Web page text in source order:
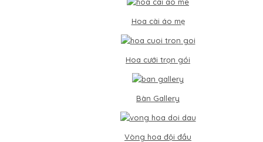
Hoa cài áo mẹ
Hoa cưới trọn gói
Bàn Gallery
Vòng hoa đội đầu